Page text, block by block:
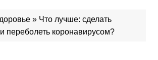
» Что лучше: сделать
переболеть коронавирусом?